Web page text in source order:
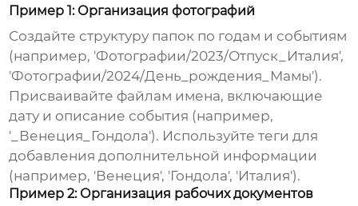
Пример 1: Организация фотографий
Создайте структуру папок по годам и событиям
(например, 'Фотографии/2023/Отпуск_Италия',
'Фотографии/2024/День_рождения_Мамы').
Присваивайте файлам имена, включающие
дату и описание события (например,
'_Венеция_Гондола'). Используйте теги для
добавления дополнительной информации
(например, 'Венеция', 'Гондола', 'Италия').
Пример 2: Организация рабочих документов